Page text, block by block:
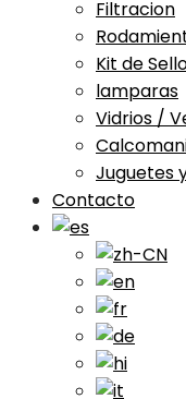
Filtracion
Kit de
lamparas
Vidrios /
Juguetes
Contacto